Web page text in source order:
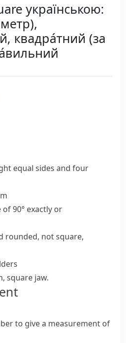
українською:
квадра́тний (за
equal sides and four
90° exactly or
rounded, not square,
square jaw.
to give a measurement of